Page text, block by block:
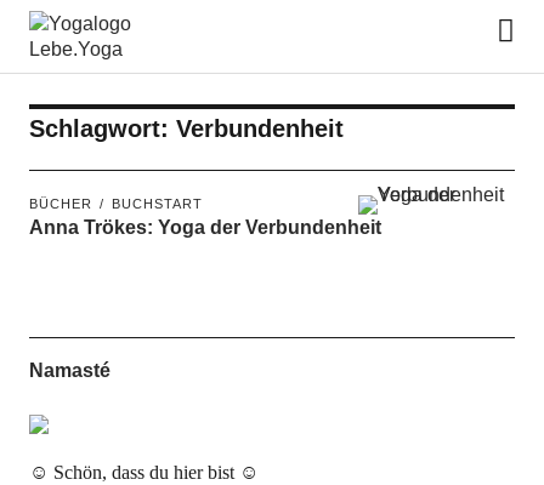
Lebe.Yoga: der Yoga Blog | das
Yoga Magazin
Schlagwort: Verbundenheit
BÜCHER BUCHSTART
Anna Trökes: Yoga der Verbundenheit
Namasté
☺ Schön, dass du hier bist ☺